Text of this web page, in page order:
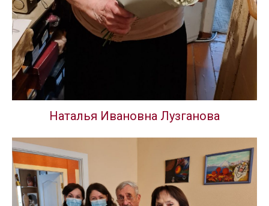
Наталья Ивановна Лузганова